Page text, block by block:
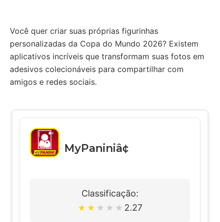
Você quer criar suas próprias figurinhas
personalizadas da Copa do Mundo 2026? Existem
aplicativos incríveis que transformam suas fotos em
adesivos colecionáveis para compartilhar com
amigos e redes sociais.
MyPaniniâ¢
Classificação:
★ ★ ★ ★ ★ 2.27